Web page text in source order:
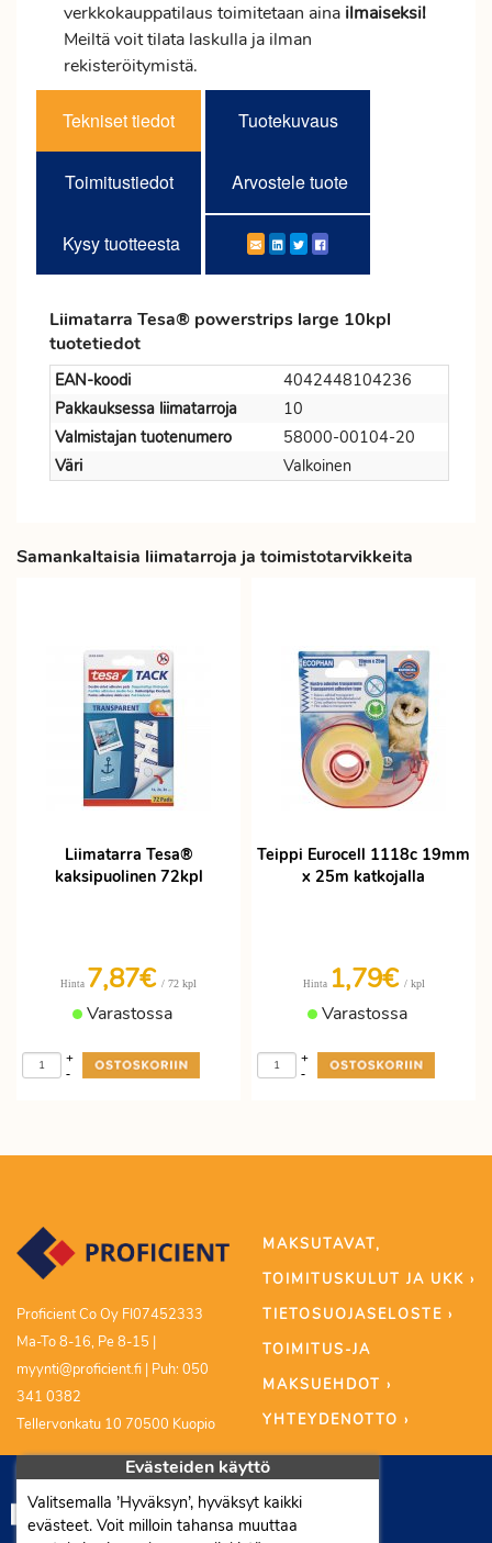
verkkokauppatilaus toimitetaan aina ilmaiseksi!
Meiltä voit tilata laskulla ja ilman
rekisteröitymistä.
Tekniset tiedot Tuotekuvaus
Toimitustiedot Arvostele tuote
Kysy tuotteesta
Liimatarra Tesa® powerstrips large 10kpl
tuotetiedot
EAN-koodi
4042448104236
Pakkauksessa liimatarroja
10
Valmistajan tuotenumero
58000-00104-20
Väri
Valkoinen
Samankaltaisia liimatarroja ja toimistotarvikkeita
Liimatarra Tesa®
kaksipuolinen 72kpl
Hinta 7,87€ / 72 kpl
Varastossa
-
+
Teippi Eurocell 1118c 19mm
x 25m katkojalla
Hinta 1,79€ / kpl
Varastossa
-
+
Proficient Co Oy FI07452333
Ma-To 8-16, Pe 8-15 |
myynti@proficient.fi | Puh: 050
341 0382
Tellervonkatu 10 70500 Kuopio
MAKSUTAVAT,
TOIMITUSKULUT JA UKK ›
TIETOSUOJASELOSTE ›
TOIMITUS-JA
MAKSUEHDOT ›
YHTEYDENOTTO ›
Evästeiden käyttö
Valitsemalla ’Hyväksyn’, hyväksyt kaikki
evästeet. Voit milloin tahansa muuttaa